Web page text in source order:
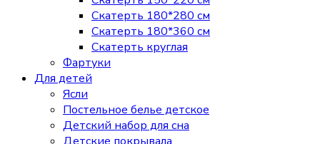
Скатерть 180*280 см
Скатерть 180*360 см
Скатерть круглая
Фартуки
Для детей
Ясли
Постельное белье детское
Детский набор для сна